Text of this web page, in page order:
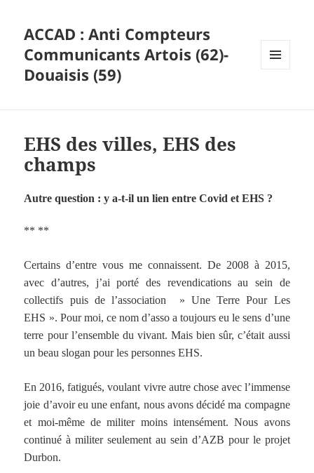
ACCAD : Anti Compteurs
Communicants Artois (62)-
Douaisis (59)
EHS des villes, EHS des
champs
Autre question : y a-t-il un lien entre Covid et EHS ?
** **
Certains d’entre vous me connaissent. De 2008 à 2015,
avec d’autres, j’ai porté des revendications au sein de
collectifs puis de l’association » Une Terre Pour Les
EHS ». Pour moi, ce nom d’asso a toujours eu le sens d’une
terre pour l’ensemble du vivant. Mais bien sûr, c’était aussi
un beau slogan pour les personnes EHS.
En 2016, fatigués, voulant vivre autre chose avec l’immense
joie d’avoir eu une enfant, nous avons décidé ma compagne
et moi-même de militer moins intensément. Nous avons
continué à militer seulement au sein d’AZB pour le projet
Durbon.